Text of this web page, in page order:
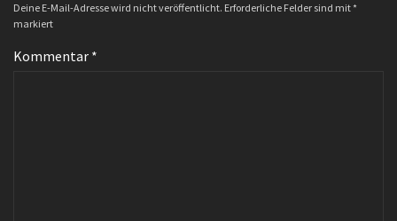
Deine E-Mail-Adresse wird nicht veröffentlicht. Erforderliche Felder sind mit *
markiert
Kommentar *